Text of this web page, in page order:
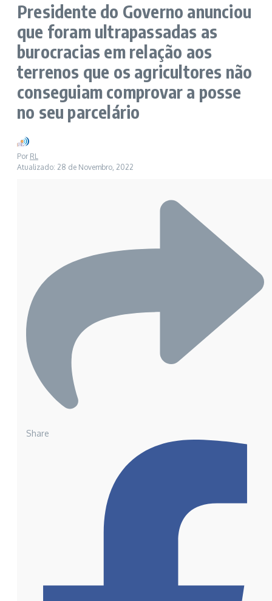
Presidente do Governo anunciou
que foram ultrapassadas as
burocracias em relação aos
terrenos que os agricultores não
conseguiam comprovar a posse
no seu parcelário
Por RL
Atualizado: 28 de Novembro, 2022
Share